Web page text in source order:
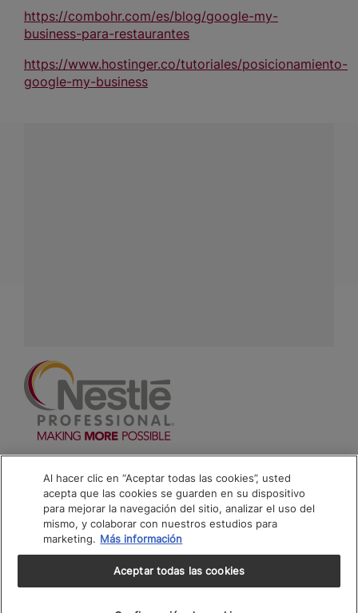
https://combohr.com/es/blog/google-my-
business-para-restaurantes
https://www.hostinger.co/tutoriales/posicionamiento-
google-my-business
Aviso de Cookies
Politica De Privacidad NESTLÉ
Mapa del Sitio
Al hacer clic en “Aceptar todas las cookies”, usted
acepta que las cookies se guarden en su dispositivo
para mejorar la navegación del sitio, analizar el uso del
mismo, y colaborar con nuestros estudios para
marketing. Más información
Aceptar todas las cookies